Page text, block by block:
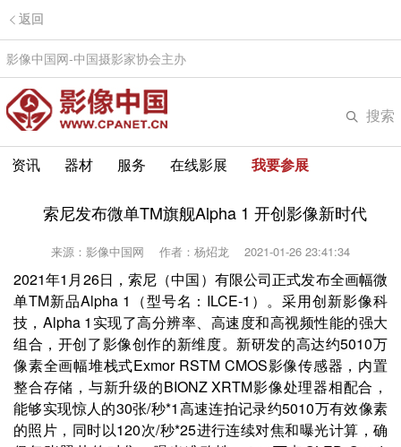
返回
影像中国网-中国摄影家协会主办
搜索
资讯 器材 服务 在线影展 我要参展
索尼发布微单TM旗舰Alpha 1 开创影像新时代
来源：影像中国网 作者：杨炤龙 2021-01-26 23:41:34
2021年1月26日，索尼（中国）有限公司正式发布全画幅微
单TM新品Alpha 1（型号名：ILCE-1）。采用创新影像科
技，Alpha 1实现了高分辨率、高速度和高视频性能的强大
组合，开创了影像创作的新维度。新研发的高达约5010万
像素全画幅堆栈式Exmor RSTM CMOS影像传感器，内置
整合存储，与新升级的BIONZ XRTM影像处理器相配合，
能够实现惊人的30张/秒*1高速连拍记录约5010万有效像素
的照片，同时以120次/秒*25进行连续对焦和曝光计算，确